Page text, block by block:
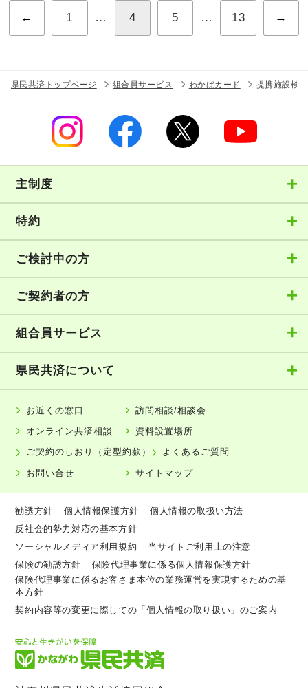
← 1 … 4 5 … 13 →
県民共済トップページ 組合員サービス わかばカード 提携施設検
主制度
特約
ご検討中の方
ご契約者の方
組合員サービス
県民共済について
お近くの窓口 訪問相談/相談会
オンライン共済相談 資料設置場所
ご契約のしおり（定型約款） よくあるご質問
お問い合せ サイトマップ
勧誘方針 個人情報保護方針
個人情報の取扱い方法
反社会的勢力対応の基本方針
ソーシャルメディア利用規約
当サイトご利用上の注意
保険の勧誘方針
保険代理事業に係る個人情報保護方針
保険代理事業に係るお客さま本位の業務運営を実現するための基
本方針
契約内容等の変更に際しての「個人情報の取り扱い」のご案内